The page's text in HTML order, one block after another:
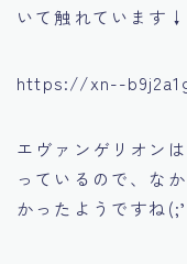
いて触れています↓
https://xn--
エヴァンゲリオン
っているので、な
かったようですね